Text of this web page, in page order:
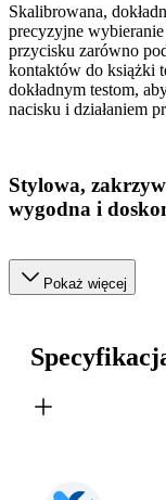
Skalibrowana,
precyzyjne
przycisku zarówno
kontaktów do książki
dokładnym testom,
nacisku i działaniem
Stylowa,
wygodna i
Pokaż więcej